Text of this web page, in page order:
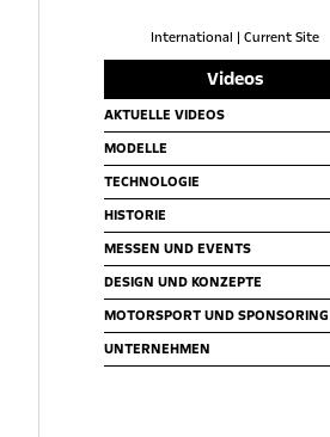
International | Current Site
Videos
AKTUELLE VIDEOS
MODELLE
TECHNOLOGIE
HISTORIE
MESSEN UND EVENTS
DESIGN UND KONZEPTE
MOTORSPORT UND SPONSORING
UNTERNEHMEN